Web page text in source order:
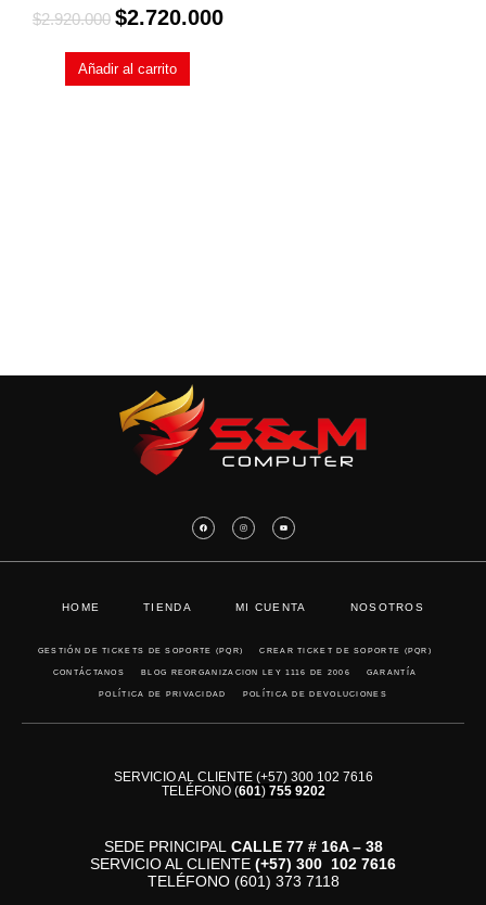
$2.920.000 $2.720.000
Añadir al carrito
HOME TIENDA MI CUENTA NOSOTROS
GESTIÓN DE TICKETS DE SOPORTE (PQR) CREAR TICKET DE SOPORTE (PQR)
CONTÁCTANOS BLOG REORGANIZACION LEY 1116 DE 2006 GARANTÍA
POLÍTICA DE PRIVACIDAD POLÍTICA DE DEVOLUCIONES
SERVICIO AL CLIENTE (+57) 300 102 7616
TELÉFONO (601) 755 9202
SEDE PRINCIPAL CALLE 77 # 16A – 38
SERVICIO AL CLIENTE (+57) 300 102 7616
TELÉFONO (601) 373 7118